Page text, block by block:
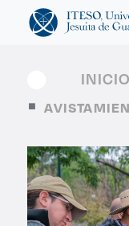
Diploma
INICIO